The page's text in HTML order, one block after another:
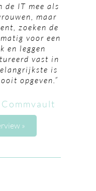
IT mee als
maar
zoeken de
voor een
en leggen
vast in
is
opgeven.”
Commvault
»